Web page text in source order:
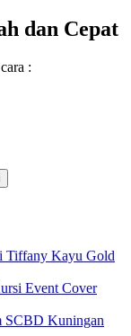
dan Cepat
:
Tiffany Kayu Gold
Event Cover
SCBD Kuningan